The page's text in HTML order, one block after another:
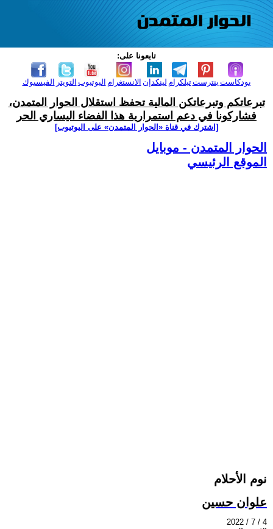
تابعونا على:
الفيسبوك التويتر اليوتيوب الانستغرام لينكدإن تيلكرامبنترست بودكاست
تبرعاتكم وتبرعاتكن المالية تحفظ استقلال الحوار المتمدن،
فشاركونا في دعم استمرارية هذا الفضاء اليساري الحر
[اشترك في قناة ‫«الحوار المتمدن» على اليوتيوب]
الحوار المتمدن - موبايل
الموقع الرئيسي
نوم الأحلام
علوان حسين
2022 / 7 / 4